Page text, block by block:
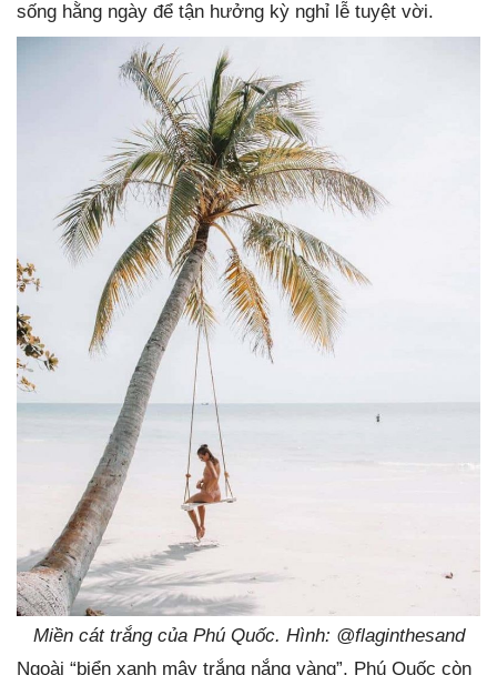
sống hằng ngày để tận hưởng kỳ nghỉ lễ tuyệt vời.
Miền cát trắng của Phú Quốc. Hình: @flaginthesand
Ngoài “biển xanh mây trắng nắng vàng”, Phú Quốc còn